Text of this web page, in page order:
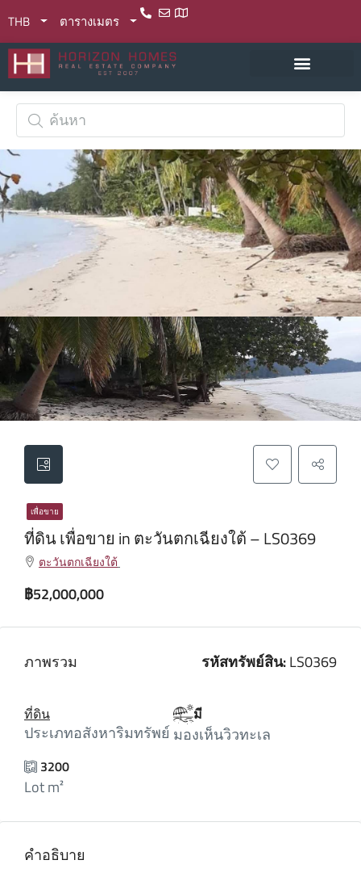
THB ตารางเมตร
เพื่อขาย
ที่ดิน เพื่อขาย in ตะวันตกเฉียงใต้ – LS0369
ตะวันตกเฉียงใต้
฿52,000,000
ภาพรวม รหัสทรัพย์สิน:LS0369
ที่ดิน
ประเภทอสังหาริมทรัพย์
มี
มองเห็นวิวทะเล
3200
Lot m²
คำอธิบาย